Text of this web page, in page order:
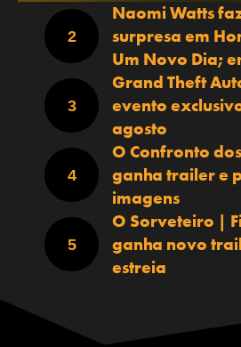
Naomi Watts
surpresa em
Um Novo Dia;
Grand Theft
evento
agosto
O Confronto
ganha trailer e
imagens
O Sorveteiro |
ganha novo
estreia